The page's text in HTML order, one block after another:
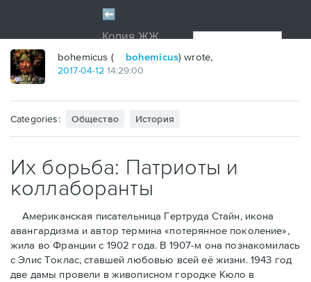
bohemicus ( bohemicus) wrote,
2017-04-12 14:29:00
Categories: Общество История
Их борьба: Патриоты и
коллаборанты
Американская писательница Гертруда Стайн, икона
авангардизма и автор термина «потерянное поколение»,
жила во Франции с 1902 года. В 1907-м она познакомилась
с Элис Токлас, ставшей любовью всей её жизни. 1943 год
две дамы провели в живописном городке Кюло в